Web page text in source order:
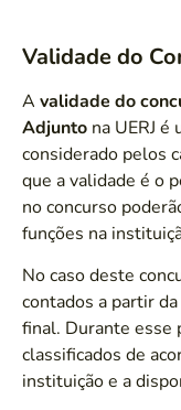
Validade do
A validade do
Adjunto na UERJ
considerado pelos
que a validade é o
no concurso
funções na
No caso deste
contados a partir
final. Durante esse
classificados de
instituição e a